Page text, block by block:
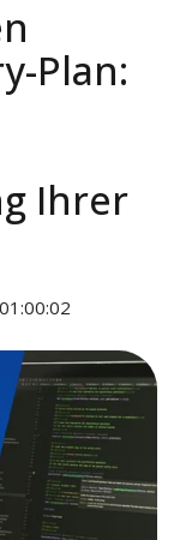
Plan:
Ihrer